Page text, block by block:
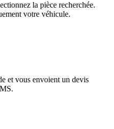
la pièce recherchée.
votre véhicule.
et vous envoient un devis